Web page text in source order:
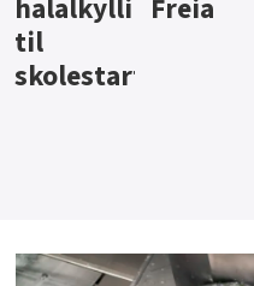
i lite-